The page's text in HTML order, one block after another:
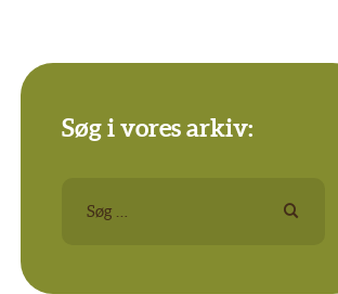
Søg i vores arkiv:
efter: